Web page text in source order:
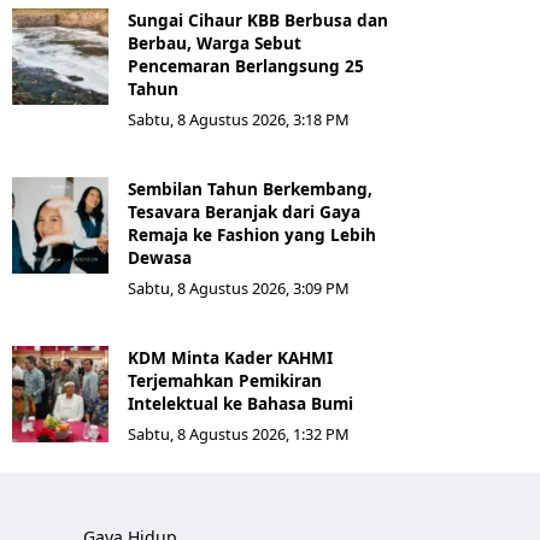
Sungai Cihaur KBB Berbusa dan
Berbau, Warga Sebut
Pencemaran Berlangsung 25
Tahun
Sabtu, 8 Agustus 2026, 3:18 PM
Sembilan Tahun Berkembang,
Tesavara Beranjak dari Gaya
Remaja ke Fashion yang Lebih
Dewasa
Sabtu, 8 Agustus 2026, 3:09 PM
KDM Minta Kader KAHMI
Terjemahkan Pemikiran
Intelektual ke Bahasa Bumi
Sabtu, 8 Agustus 2026, 1:32 PM